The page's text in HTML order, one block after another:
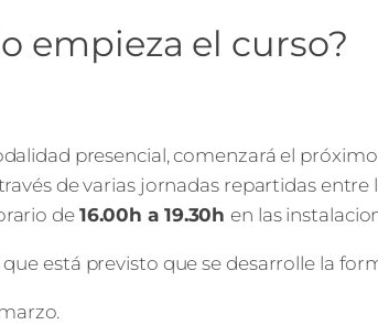
empieza el curso?
presencial, comenzará el próximo
de varias jornadas repartidas entre
de 16.00h a 19.30hen las
que está previsto que se desarrolle la